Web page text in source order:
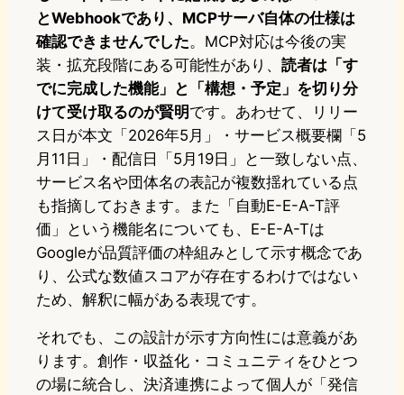
とWebhookであり、MCPサーバ自体の仕様は
確認できませんでした。MCP対応は今後の実
装・拡充段階にある可能性があり、 読者は「す
でに完成した機能」と「構想・予定」を切り分
けて受け取るのが賢明です。あわせて、リリー
ス日が本文「2026年5月」・サービス概要欄「5
月11日」・配信日「5月19日」と一致しない点、
サービス名や団体名の表記が複数揺れている点
も指摘しておきます。また「自動E-E-A-T評
価」という機能名についても、E-E-A-Tは
Googleが品質評価の枠組みとして示す概念であ
り、公式な数値スコアが存在するわけではない
ため、解釈に幅がある表現です。
それでも、この設計が示す方向性には意義があ
ります。創作・収益化・コミュニティをひとつ
の場に統合し、決済連携によって個人が「発信